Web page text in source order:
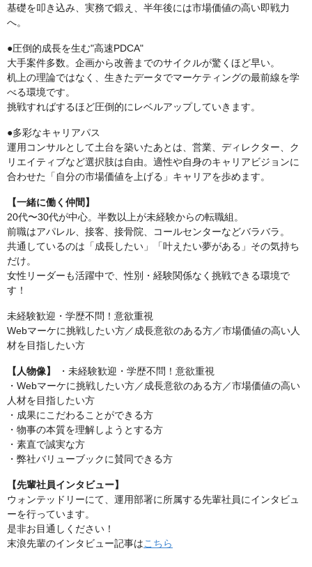
基礎を叩き込み、実務で鍛え、半年後には市場価値の高い即戦力
へ。
●圧倒的成長を生む"高速PDCA"
大手案件多数。企画から改善までのサイクルが驚くほど早い。
机上の理論ではなく、生きたデータでマーケティングの最前線を学
べる環境です。
挑戦すればするほど圧倒的にレベルアップしていきます。
●多彩なキャリアパス
運用コンサルとして土台を築いたあとは、営業、ディレクター、ク
リエイティブなど選択肢は自由。適性や自身のキャリアビジョンに
合わせた「自分の市場価値を上げる」キャリアを歩めます。
【一緒に働く仲間】
20代〜30代が中心。半数以上が未経験からの転職組。
前職はアパレル、接客、接骨院、コールセンターなどバラバラ。
共通しているのは「成長したい」「叶えたい夢がある」その気持ち
だけ。
女性リーダーも活躍中で、性別・経験関係なく挑戦できる環境で
す！
未経験歓迎・学歴不問！意欲重視
Webマーケに挑戦したい方／成長意欲のある方／市場価値の高い人
材を目指したい方
【人物像】
・未経験歓迎・学歴不問！意欲重視
・Webマーケに挑戦したい方／成長意欲のある方／市場価値の高い
人材を目指したい方
・成果にこだわることができる方
・物事の本質を理解しようとする方
・素直で誠実な方
・弊社バリューブックに賛同できる方
【先輩社員インタビュー】
ウォンテッドリーにて、運用部署に所属する先輩社員にインタビュ
ーを行っています。
是非お目通しください！
末浪先輩のインタビュー記事はこちら